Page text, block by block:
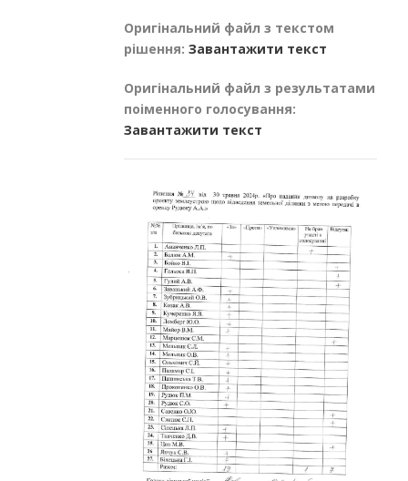
Оригінальний файл з текстом
рішення: Завантажити текст
Оригінальний файл з результатами
поіменного голосування:
Завантажити текст